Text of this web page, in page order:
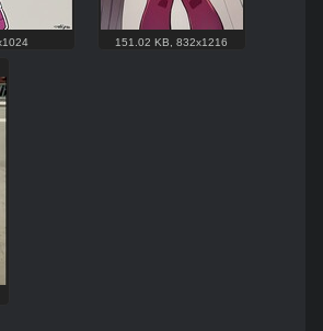
151.02 KB ,832x1216